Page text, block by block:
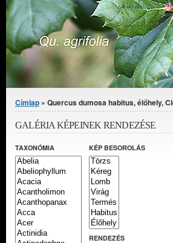
Jelenlegi hely
Címlap » Quercus dumosa habitus, élőhely,
GALÉRIA KÉPEINEK RENDEZÉSE
TAXONÓMIA KÉP BESOROLÁS
RENDEZÉS